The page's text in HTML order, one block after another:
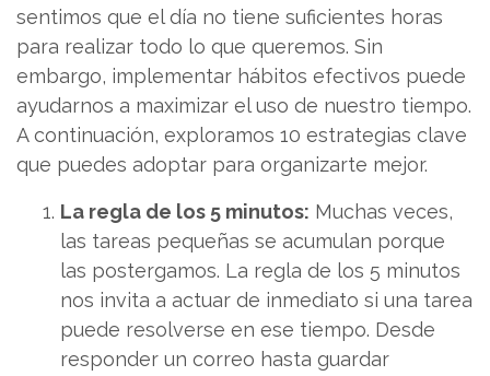
sentimos que el día no tiene suficientes horas
para realizar todo lo que queremos. Sin
embargo, implementar hábitos efectivos puede
ayudarnos a maximizar el uso de nuestro tiempo.
A continuación, exploramos 10 estrategias clave
que puedes adoptar para organizarte mejor.
La regla de los 5 minutos: Muchas veces,
las tareas pequeñas se acumulan porque
las postergamos. La regla de los 5 minutos
nos invita a actuar de inmediato si una tarea
puede resolverse en ese tiempo. Desde
responder un correo hasta guardar